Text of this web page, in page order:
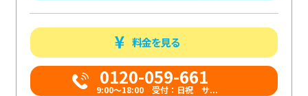
料金を見る
0120-059-661
9:00〜18:00 受付：日祝 サ...